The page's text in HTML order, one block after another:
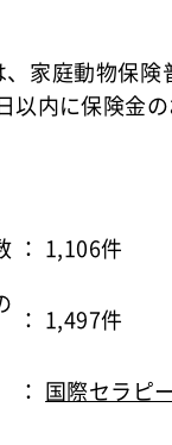
、家庭動物保
以内に保険金
： 1,106件
： 1,497件
： 国際セラピ